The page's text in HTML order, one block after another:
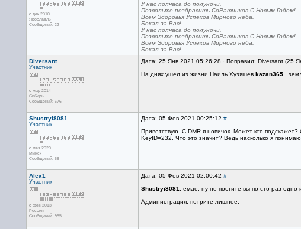
с дек 2010
Ярославль
Сообщений: 22
У нас полчаса до полуночи.
Позвольте поздравить СоРатников С Новым Годом!
Всем Здоровья Успехов Мирного неба.
Бокал за Вас!
У нас полчаса до полуночи.
Позвольте поздравить СоРатников С Новым Годом!
Всем Здоровья Успехов Мирного неба.
Бокал за Вас!
Diversant
Участник
с мар 2014
Сибирь
Сообщений: 576
Дата: 25 Янв 2021 05:26:28 · Поправил: Diversant (25
На днях ушел из жизни Наиль Хузяшев kazan365,
Shustryi8081
Участник
с мая 2020
Минск
Сообщений: 58
Дата: 05 Фев 2021 00:25:12 #
Приветствую. C DMR я новичок. Может кто
KeyID=232. Что это значит? Ведь насколько я
Alex1
Участник
с фев 2013
Россия
Сообщений: 955
Дата: 05 Фев 2021 02:00:42 #
Shustryi8081
, ёмаё, ну не постите вы по сто раз
Администрация, потрите лишнее.